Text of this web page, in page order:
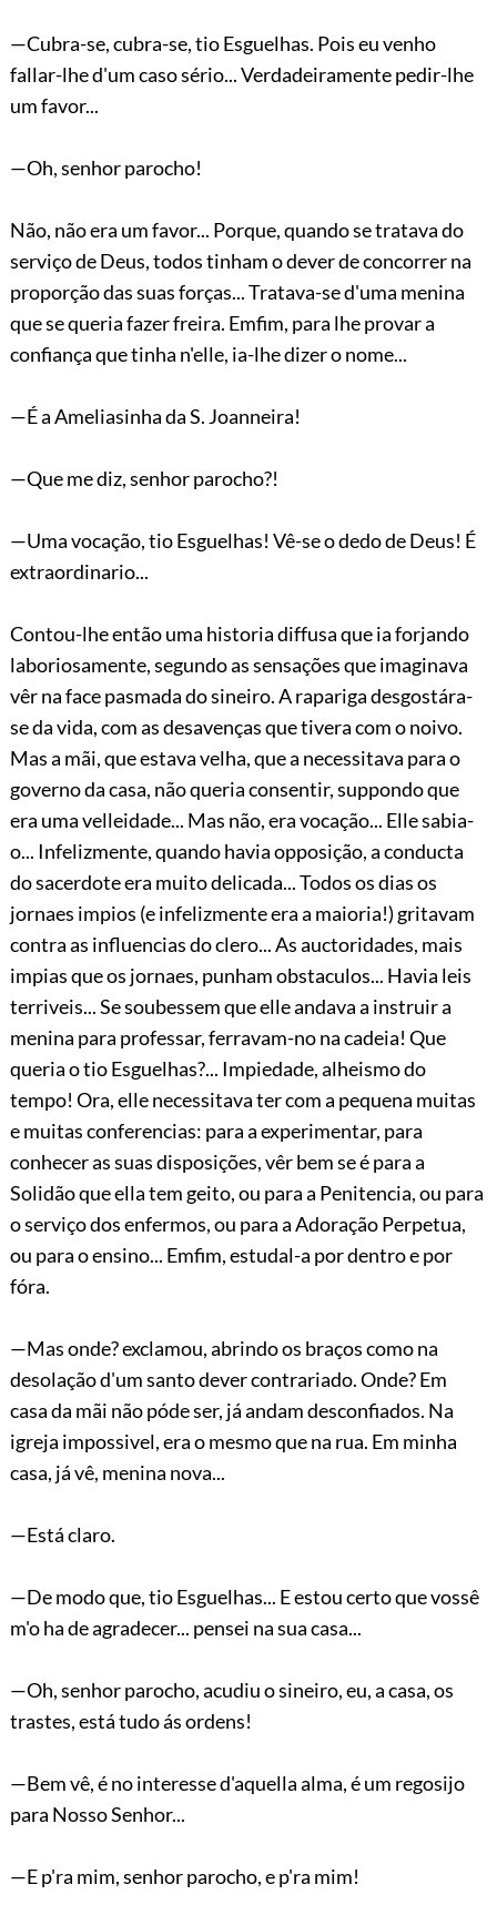
—Cubra-se, cubra-se, tio Esguelhas. Pois eu venho
fallar-lhe d'um caso sério... Verdadeiramente pedir-lhe
um favor...
—Oh, senhor parocho!
Não, não era um favor... Porque, quando se tratava do
serviço de Deus, todos tinham o dever de concorrer na
proporção das suas forças... Tratava-se d'uma menina
que se queria fazer freira. Emfim, para lhe provar a
confiança que tinha n'elle, ia-lhe dizer o nome...
—É a Ameliasinha da S. Joanneira!
—Que me diz, senhor parocho?!
—Uma vocação, tio Esguelhas! Vê-se o dedo de Deus! É
extraordinario...
Contou-lhe então uma historia diffusa que ia forjando
laboriosamente, segundo as sensações que imaginava
vêr na face pasmada do sineiro. A rapariga desgostára-
se da vida, com as desavenças que tiveracom o noivo.
Mas a mãi, que estava velha, que a necessitava para o
governo da casa, não queria consentir, suppondo que
era uma velleidade... Mas não, era vocação... Elle sabia-
o... Infelizmente, quando havia opposição, a conducta
do sacerdote era muito delicada... Todos os dias os
jornaes impios (e infelizmente era a maioria!) gritavam
contra as influencias do clero... As auctoridades, mais
impias que os jornaes, punham obstaculos... Havia leis
terriveis... Se soubessem que elle andava a instruir a
menina para professar, ferravam-no na cadeia! Que
queria o tio Esguelhas?... Impiedade, alheismo do
tempo! Ora, elle necessitava ter com a pequena muitas
e muitas conferencias: para a experimentar, para
conhecer as suas disposições, vêr bem se é para a
Solidão que ella tem geito, ou para a Penitencia, ou para
o serviço dos enfermos, ou para a Adoração Perpetua,
ou para o ensino... Emfim, estudal-a por dentro e por
fóra.
—Mas onde? exclamou, abrindo os braços como na
desolação d'um santo dever contrariado. Onde? Em
casa da mãi não póde ser, já andam desconfiados. Na
igreja impossivel, era o mesmo que na rua. Em minha
casa, já vê, menina nova...
—Está claro.
—De modo que, tio Esguelhas... E estou certo que vossê
m'o ha de agradecer... pensei na sua casa...
—Oh, senhor parocho, acudiu o sineiro, eu, a casa, os
trastes, está tudo ás ordens!
—Bem vê, é no interesse d'aquella alma, é um regosijo
para Nosso Senhor...
—E p'ra mim, senhor parocho, e p'ra mim!